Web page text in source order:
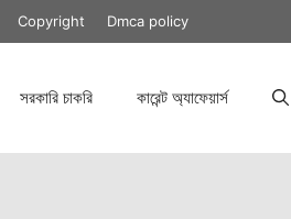
Copyright Dmca policy
সরকারি চাকরি কারেন্ট অ্যাফেয়ার্স